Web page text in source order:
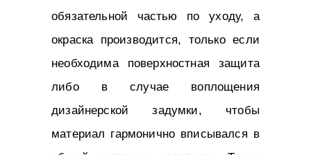
обязательной частью по уходу, а
окраска производится, только если
необходима поверхностная защита
либо в случае воплощения
дизайнерской задумки, чтобы
материал гармонично вписывался в